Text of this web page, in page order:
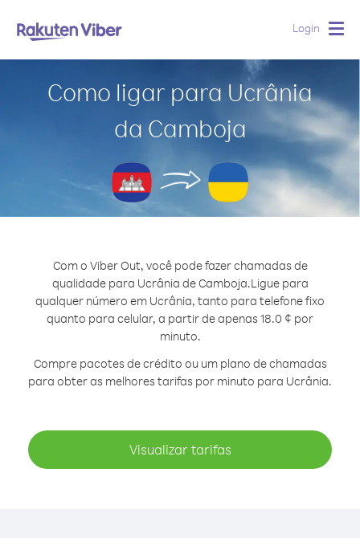
Login
Como ligar para Ucrânia
da Camboja
Com o Viber Out, você pode fazer chamadas de
qualidade para Ucrânia de Camboja.Ligue para
qualquer número em Ucrânia, tanto para telefone fixo
quanto para celular, a partir de apenas 18.0 ¢ por
minuto.
Compre pacotes de crédito ou um plano de chamadas
para obter as melhores tarifas por minuto para Ucrânia.
Visualizar tarifas